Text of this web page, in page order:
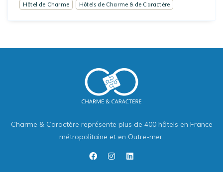
Hôtel de Charme
Hôtels de Charme & de Caractère
Charme & Caractère représente plus de 400 hôtels en France
métropolitaine et en Outre-mer.